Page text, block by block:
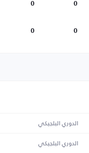
0
0
0
0
الدوري البلجيكي
الدوري البلجيكي